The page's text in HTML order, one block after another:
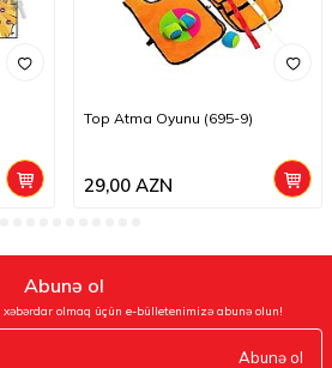
Top Atma Oyunu (695-9)
29,00AZN
Abunə ol
olmaq üçün e-bülletenimizə abunə olun!
Abunə ol